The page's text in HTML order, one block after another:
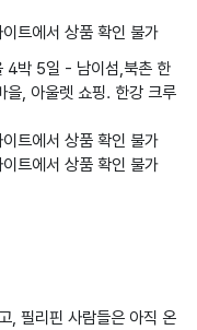
트에서 상품 확인 불가
4박 5일 - 남이섬,북촌 한
을, 아울렛 쇼핑. 한강 크루
트에서 상품 확인 불가
트에서 상품 확인 불가
, 필리핀 사람들은 아직 온